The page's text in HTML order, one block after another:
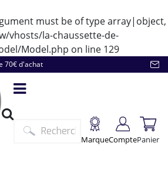
must be of type array|object,
vhosts/la-chaussette-de-
Model.php on line 129
70€ d'achat
MarqueComptePanier